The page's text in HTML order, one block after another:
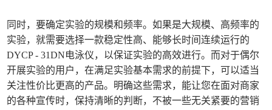
同时，要确定实验的规模和频率。如果是大规模、高频率的
实验，就需要选择一款稳定性高、能够长时间连续运行的
DYCP - 31DN电泳仪，以保证实验的高效进行。而对于偶尔
开展实验的用户，在满足实验基本需求的前提下，可以适当
关注性价比更高的产品。明确这些需求，能让您在面对商家
的各种宣传时，保持清晰的判断，不被一些无关紧要的营销